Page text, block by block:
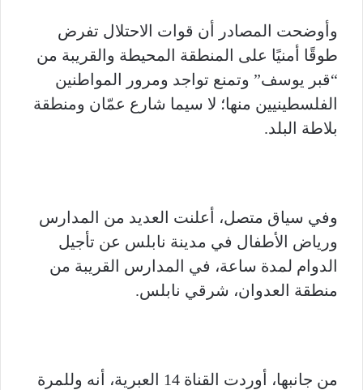
وأوضحت المصادر أن قوات الاحتلال تفرض
طوقًا أمنيًا على المنطقة المحيطة والقريبة من
“قبر يوسف” وتمنع تواجد ومرور المواطنين
الفلسطينيين منها؛ لا سيما شارع عمّان ومنطقة
بلاطة البلد.
وفي سياق متصل، أعلنت العديد من المدارس
ورياض الأطفال في مدينة نابلس عن تأجيل
الدوام لمدة ساعة، في المدارس القريبة من
منطقة العدوان، شرقي نابلس.
من جانبها، أوردت القناة 14 العبرية، أنه وللمرة